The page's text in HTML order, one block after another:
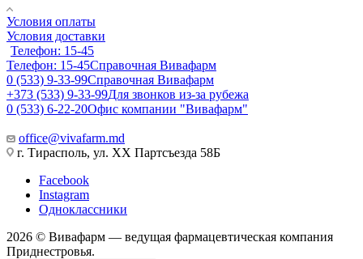
Условия оплаты
Условия доставки
Телефон: 15-45
Телефон: 15-45Справочная Вивафарм
0 (533) 9-33-99Справочная Вивафарм
+373 (533) 9-33-99Для звонков из-за рубежа
0 (533) 6-22-20Офис компании "Вивафарм"
office@vivafarm.md
г. Тирасполь, ул. ХХ Партсъезда 58Б
Facebook
Instagram
Одноклассники
2026 © Вивафарм — ведущая фармацевтическая компания
Приднестровья.